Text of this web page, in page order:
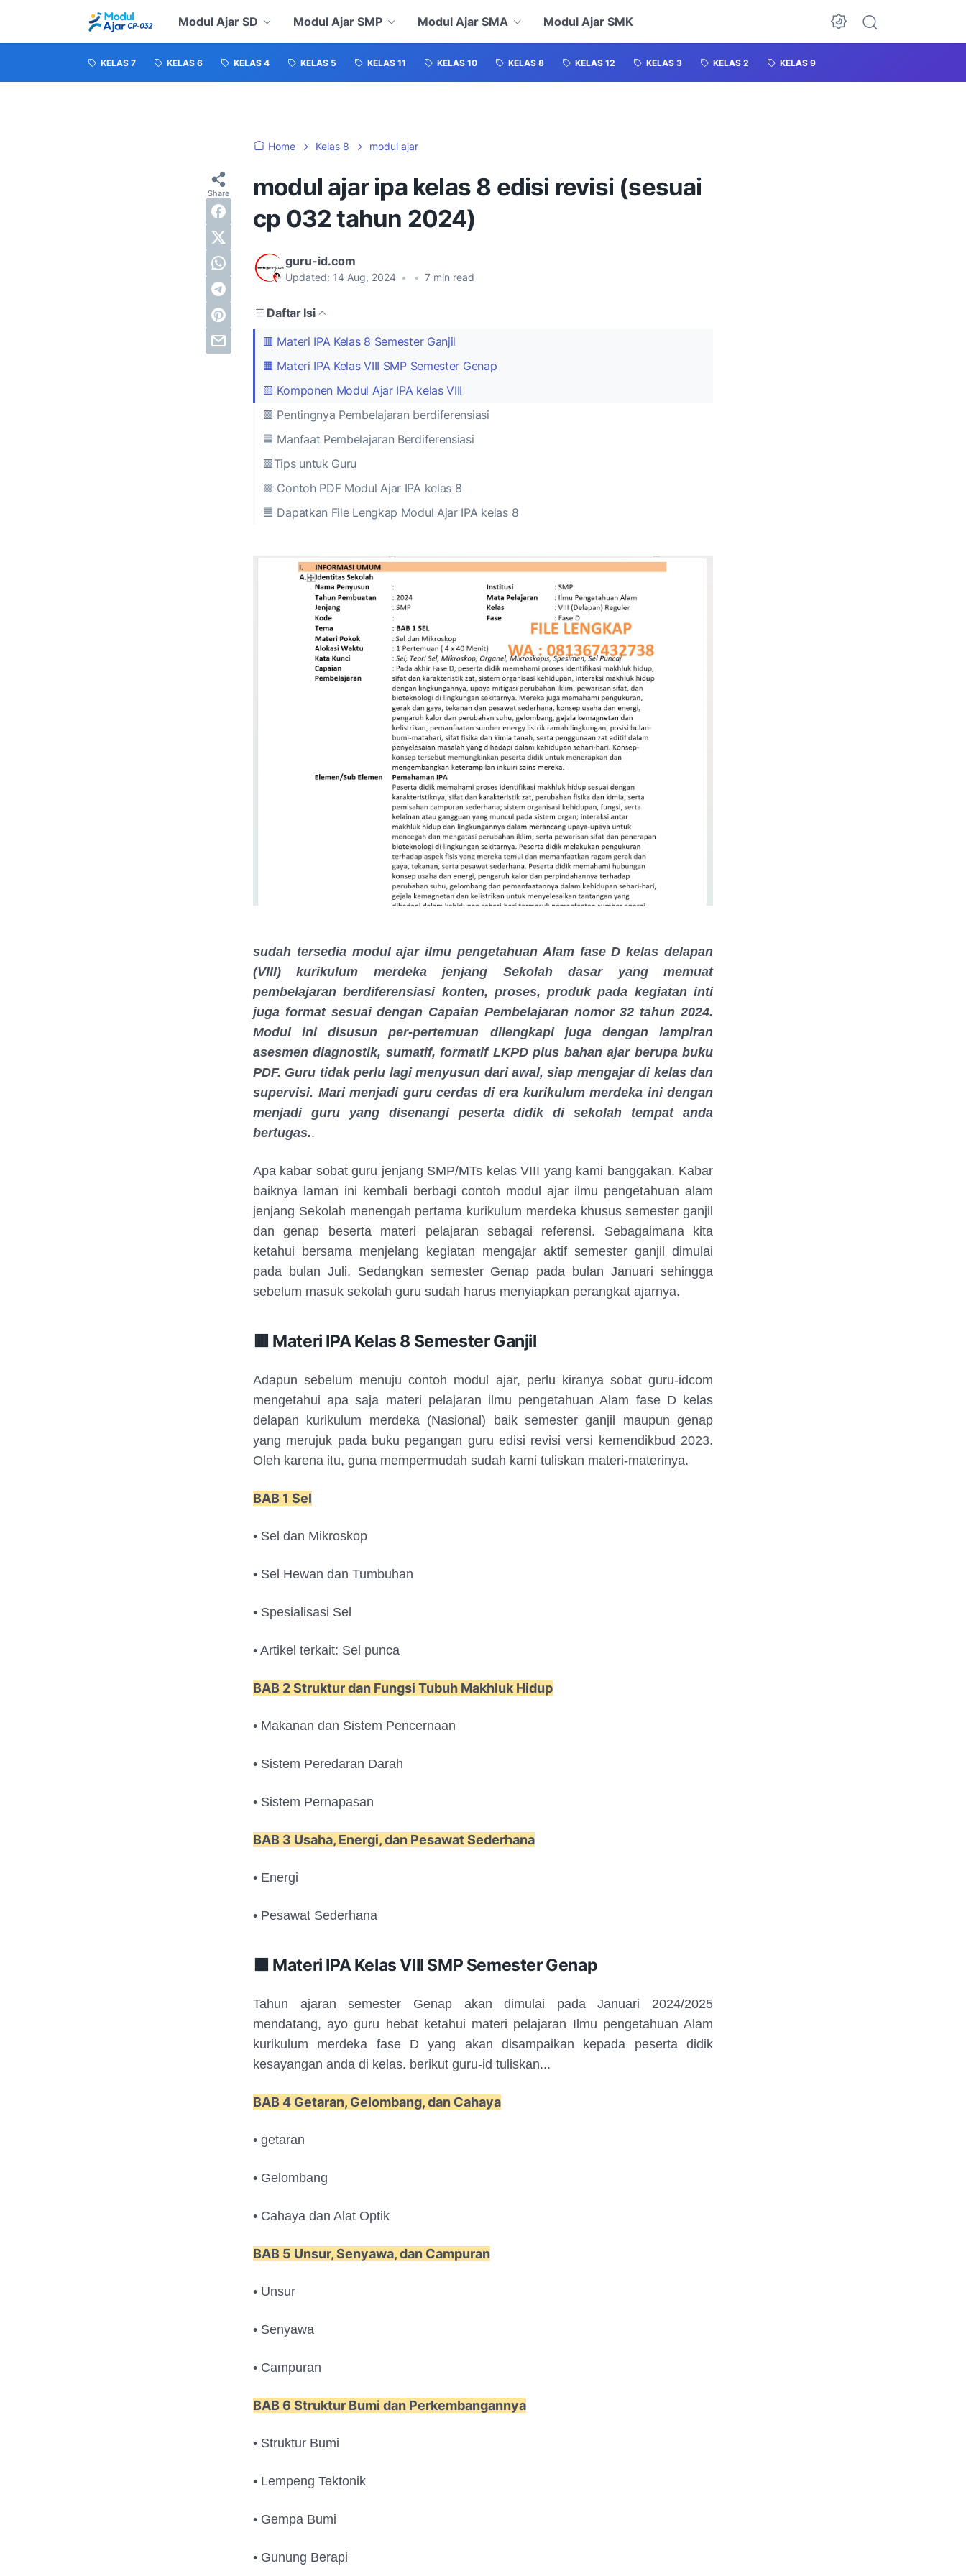
Modul Ajar SD Modul Ajar SMP Modul Ajar SMA Modul Ajar SMK
KELAS 7 KELAS 6 KELAS 4 KELAS 5 KELAS 11 KELAS 10 KELAS 8 KELAS 12 KELAS 3 KELAS 2 KELAS 9
Home Kelas 8 modul ajar
modul ajar ipa kelas 8 edisi revisi (sesuai
cp 032 tahun 2024)
guru-id.com
Updated: 14 Aug, 2024 • • 7 min read
Daftar Isi
🟥 Materi IPA Kelas 8 Semester Ganjil
🟧 Materi IPA Kelas VIII SMP Semester Genap
🟨 Komponen Modul Ajar IPA kelas VIII
🟪 Pentingnya Pembelajaran berdiferensiasi
🟦 Manfaat Pembelajaran Berdiferensiasi
🟩Tips untuk Guru
🟩 Contoh PDF Modul Ajar IPA kelas 8
🟦 Dapatkan File Lengkap Modul Ajar IPA kelas 8
sudah tersedia modul ajar ilmu pengetahuan Alam fase D kelas delapan
(VIII) kurikulum merdeka jenjang Sekolah dasar yang memuat
pembelajaran berdiferensiasi konten, proses, produk pada kegiatan inti
juga format sesuai dengan Capaian Pembelajaran nomor 32 tahun 2024.
Modul ini disusun per-pertemuan dilengkapi juga dengan lampiran
asesmen diagnostik, sumatif, formatif LKPD plus bahan ajar berupa buku
PDF. Guru tidak perlu lagi menyusun dari awal, siap mengajar di kelas dan
supervisi. Mari menjadi guru cerdas di era kurikulum merdeka ini dengan
menjadi guru yang disenangi peserta didik di sekolah tempat anda
bertugas..
Apa kabar sobat guru jenjang SMP/MTs kelas VIII yang kami banggakan. Kabar
baiknya laman ini kembali berbagi contoh modul ajar ilmu pengetahuan alam
jenjang Sekolah menengah pertama kurikulum merdeka khusus semester ganjil
dan genap beserta materi pelajaran sebagai referensi. Sebagaimana kita
ketahui bersama menjelang kegiatan mengajar aktif semester ganjil dimulai
pada bulan Juli. Sedangkan semester Genap pada bulan Januari sehingga
sebelum masuk sekolah guru sudah harus menyiapkan perangkat ajarnya.
🟥 Materi IPA Kelas 8 Semester Ganjil
Adapun sebelum menuju contoh modul ajar, perlu kiranya sobat guru-idcom
mengetahui apa saja materi pelajaran ilmu pengetahuan Alam fase D kelas
delapan kurikulum merdeka (Nasional) baik semester ganjil maupun genap
yang merujuk pada buku pegangan guru edisi revisi versi kemendikbud 2023.
Oleh karena itu, guna mempermudah sudah kami tuliskan materi-materinya.
BAB 1 Sel
• Sel dan Mikroskop
• Sel Hewan dan Tumbuhan
• Spesialisasi Sel
• Artikel terkait: Sel punca
BAB 2 Struktur dan Fungsi Tubuh Makhluk Hidup
• Makanan dan Sistem Pencernaan
• Sistem Peredaran Darah
• Sistem Pernapasan
BAB 3 Usaha, Energi, dan Pesawat Sederhana
• Energi
• Pesawat Sederhana
🟧 Materi IPA Kelas VIII SMP Semester Genap
Tahun ajaran semester Genap akan dimulai pada Januari 2024/2025
mendatang, ayo guru hebat ketahui materi pelajaran Ilmu pengetahuan Alam
kurikulum merdeka fase D yang akan disampaikan kepada peserta didik
kesayangan anda di kelas. berikut guru-id tuliskan...
BAB 4 Getaran, Gelombang, dan Cahaya
• getaran
• Gelombang
• Cahaya dan Alat Optik
BAB 5 Unsur, Senyawa, dan Campuran
• Unsur
• Senyawa
• Campuran
BAB 6 Struktur Bumi dan Perkembangannya
• Struktur Bumi
• Lempeng Tektonik
• Gempa Bumi
• Gunung Berapi